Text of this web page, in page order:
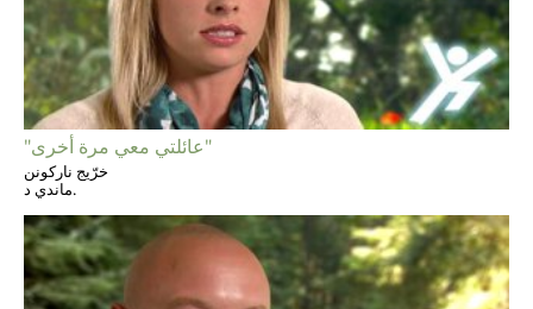
"عائلتي معي مرة أخرى"
خرّيج ناركونن
ماندي د.